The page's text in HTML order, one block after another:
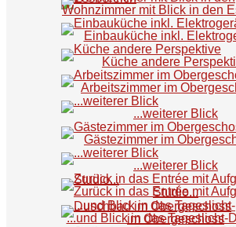
Wohnzimmer mit Blick in den
Einbauküche inkl.
Küche andere
Arbeitszimmer im
...weiterer Blick
Gästezimmer im
...weiterer Blick
Zurück in das Entrée mit Aufgang ins Studio...
...und Blick in das Tageslicht-Duschbad im Obergeschoss